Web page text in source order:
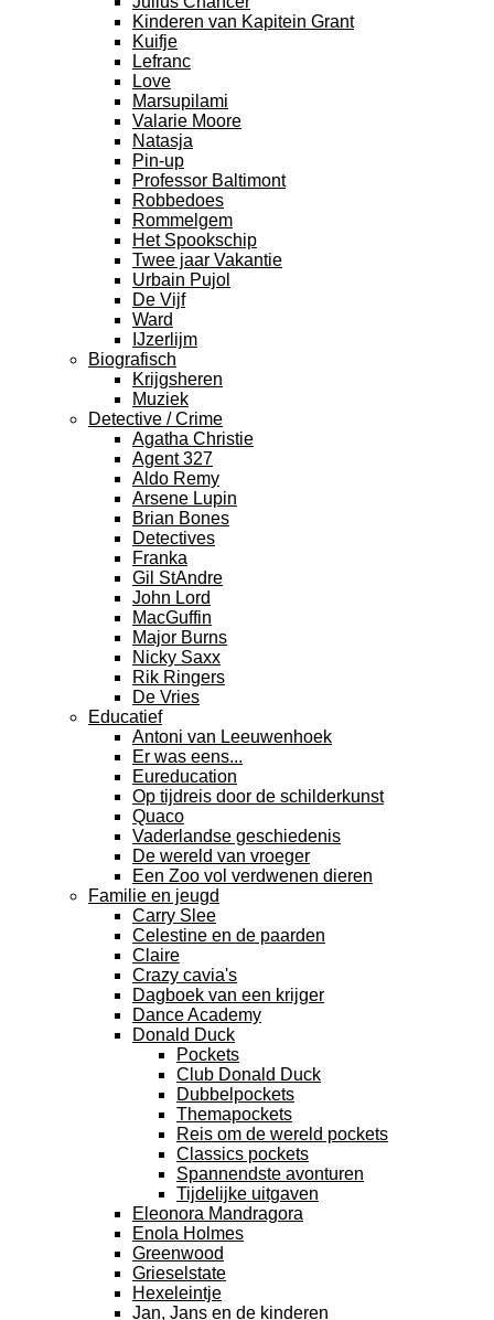
Kinderen van Kapitein Grant
Kuifje
Lefranc
Love
Marsupilami
Valarie Moore
Natasja
Pin-up
Professor Baltimont
Robbedoes
Rommelgem
Het Spookschip
Twee jaar Vakantie
Urbain Pujol
De Vijf
Ward
IJzerlijm
Biografisch
Krijgsheren
Muziek
Detective / Crime
Agatha Christie
Agent 327
Aldo Remy
Arsene Lupin
Brian Bones
Detectives
Franka
Gil StAndre
John Lord
MacGuffin
Major Burns
Nicky Saxx
Rik Ringers
De Vries
Educatief
Antoni van Leeuwenhoek
Er was eens...
Eureducation
Op tijdreis door de schilderkunst
Quaco
Vaderlandse geschiedenis
De wereld van vroeger
Een Zoo vol verdwenen dieren
Familie en jeugd
Carry Slee
Celestine en de paarden
Claire
Crazy cavia's
Dagboek van een krijger
Dance Academy
Donald Duck
Pockets
Club Donald Duck
Dubbelpockets
Themapockets
Reis om de wereld pockets
Classics pockets
Spannendste avonturen
Tijdelijke uitgaven
Eleonora Mandragora
Enola Holmes
Greenwood
Grieselstate
Hexeleintje
Jan, Jans en de kinderen